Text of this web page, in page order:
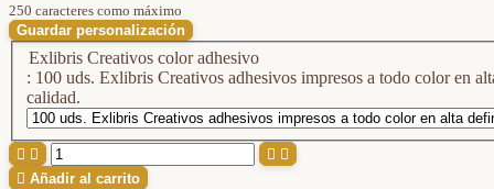
250 caracteres como máximo
Guardar personalización
Exlibris Creativos color adhesivo
: 100 uds. Exlibris Creativos adhesivos impresos a todo color en alta definición sobre papel pegatina de gran
calidad.
   
 Añadir al carrito